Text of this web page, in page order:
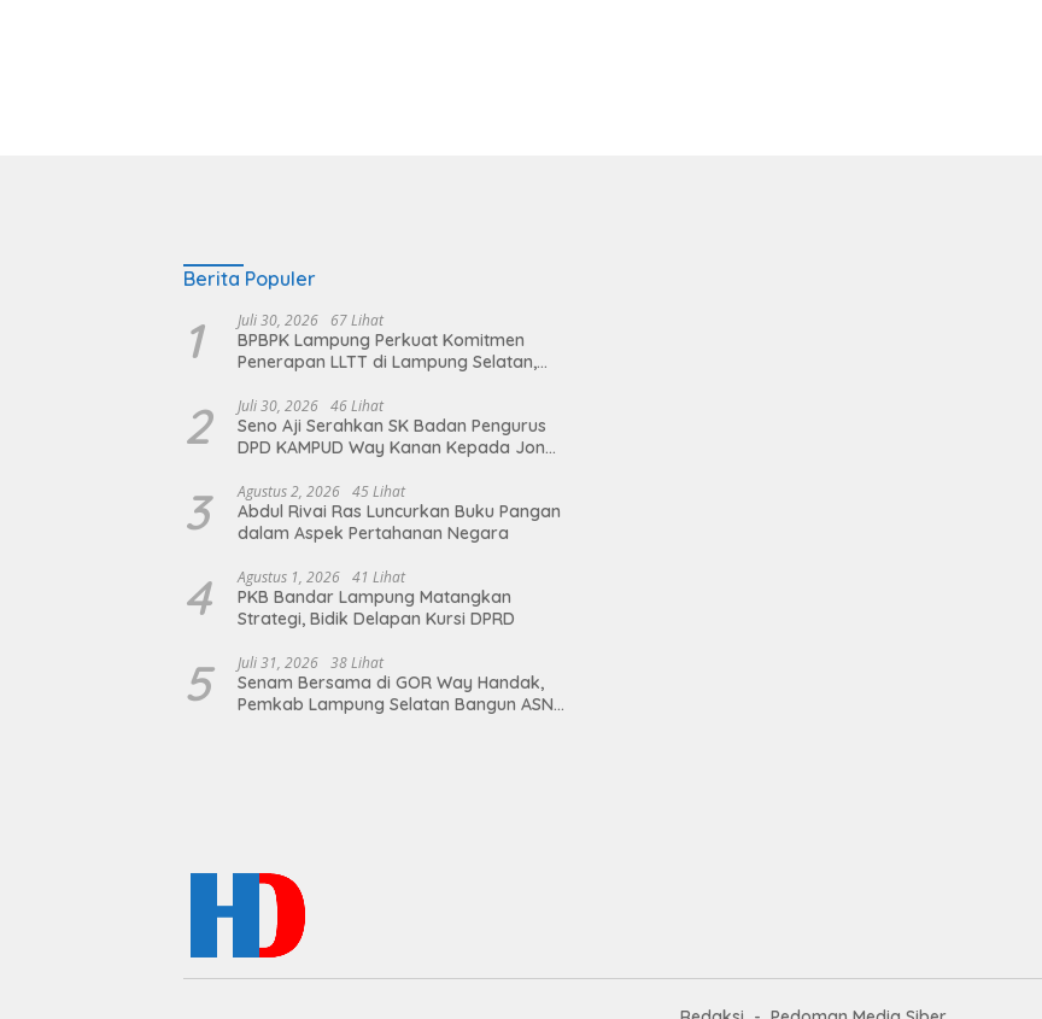
Berita Populer
1 Juli 30, 2026 67 Lihat
BPBPK Lampung Perkuat Komitmen
Penerapan LLTT di Lampung Selatan,
dan Berkelanjutan
2 Juli 30, 2026 46 Lihat
Seno Aji Serahkan SK Badan Pengurus
DPD KAMPUD Way Kanan Kepada Jon
3 Agustus 2, 2026 45 Lihat
Abdul Rivai Ras Luncurkan Buku Pangan
dalam Aspek Pertahanan Negara
4 Agustus 1, 2026 41 Lihat
PKB Bandar Lampung Matangkan
Strategi, Bidik Delapan Kursi DPRD
5 Juli 31, 2026 38 Lihat
Senam Bersama di GOR Way Handak,
Pemkab Lampung Selatan Bangun ASN